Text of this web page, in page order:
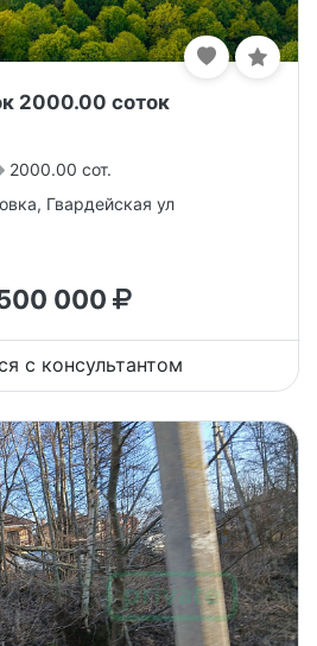
2000.00 соток
2000.00 сот.
Гвардейская ул
000
с консультантом